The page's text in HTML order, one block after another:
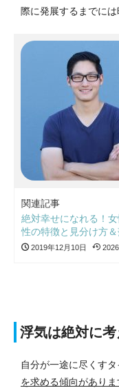
際に発展するまでには
関連記事
絶対幸せになれる！
性の特徴と見分け方
2019年12月10日
浮気は絶対に
自分が一途に尽くすタ
を求める傾向がありま